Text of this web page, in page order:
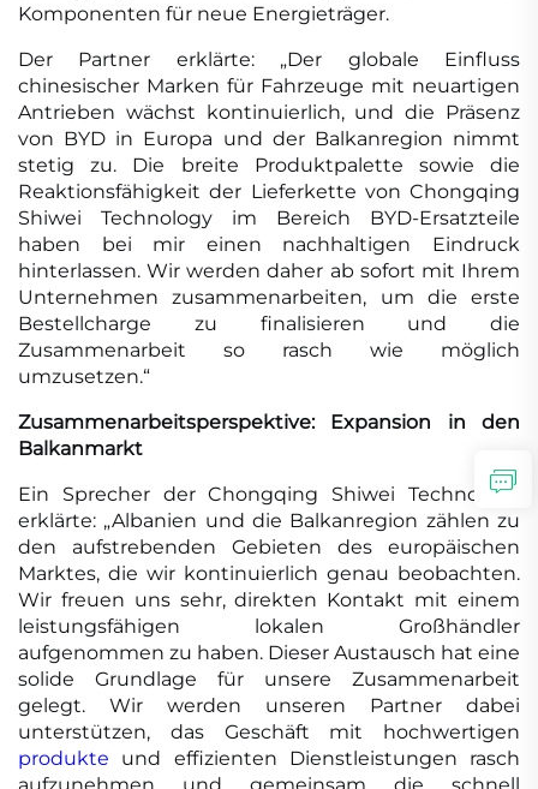
Komponenten für neue Energieträger.
Der Partner erklärte: „Der globale Einfluss
chinesischer Marken für Fahrzeuge mit neuartigen
Antrieben wächst kontinuierlich, und die Präsenz
von BYD in Europa und der Balkanregion nimmt
stetig zu. Die breite Produktpalette sowie die
Reaktionsfähigkeit der Lieferkette von Chongqing
Shiwei Technology im Bereich BYD-Ersatzteile
haben bei mir einen nachhaltigen Eindruck
hinterlassen. Wir werden daher ab sofort mit Ihrem
Unternehmen zusammenarbeiten, um die erste
Bestellcharge zu finalisieren und die
Zusammenarbeit so rasch wie möglich
umzusetzen.“
Zusammenarbeitsperspektive: Expansion in den
Balkanmarkt
Ein Sprecher der Chongqing Shiwei Technology
erklärte: „Albanien und die Balkanregion zählen zu
den aufstrebenden Gebieten des europäischen
Marktes, die wir kontinuierlich genau beobachten.
Wir freuen uns sehr, direkten Kontakt mit einem
leistungsfähigen lokalen Großhändler
aufgenommen zu haben. Dieser Austausch hat eine
solide Grundlage für unsere Zusammenarbeit
gelegt. Wir werden unseren Partner dabei
unterstützen, das Geschäft mit hochwertigen
produkte und effizienten Dienstleistungen rasch
aufzunehmen und gemeinsam die schnell